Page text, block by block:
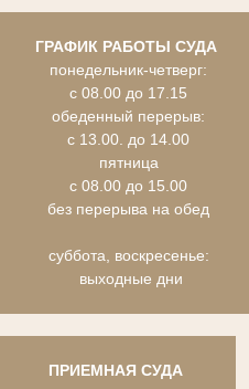
ГРАФИК РАБОТЫ СУДА
понедельник-четверг:
с 08.00 до 17.15
обеденный перерыв:
с 13.00. до 14.00
пятница
с 08.00 до 15.00
без перерыва на обед
суббота, воскресенье:
выходные дни
ПРИЕМНАЯ СУДА